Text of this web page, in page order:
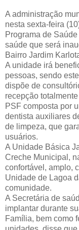
A administração
nesta sexta-feira
Programa de
saúde que será
Bairro Jardim
A unidade irá
pessoas, sendo
dispõe de
recepção
PSF composta por
dentista auxiliares
de limpeza, que
usuários.
A Unidade Básica
Creche Municipal,
confortável, amplo,
Unidade de Lagoa
comunidade.
A Secretária de
implantar durante
Família, bem como